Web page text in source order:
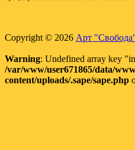
Copyright © 2026 Арт
Warning: Undefined array key
/var/www/user671865/data/
content/uploads/.sape/sape.php